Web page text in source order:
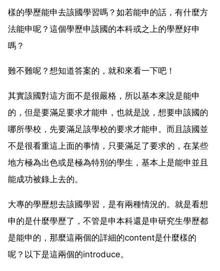
樣的學歷能申去該國學習嗎？如若能申的話，有什麼方
法能申呢？這個學歷申該國的本科或之上的學歷好申
嗎？
難不難呢？想知道答案的，就和來看一下吧！
其實該國對這方面不是很嚴格，所以基本來說是能申
的，但是要滿足要求才能申，也就是說，想要申該國的
哪所學校，先要滿足該學校的要求才能申。而且該國並
不是很看重這上面的事情，只要滿足了要求的，在某些
地方極為出色或是極為特別的學生，基本上是能申並且
能成功被錄上去的。
大專的學歷想去該國學習，是有兩種情況的。就是看想
申的是什麼學歷了，不管是申本科還是申研究生學歷都
是能申的，那麼這兩個的詳細的content是什麼樣的
呢？以下是這兩個的introduce。